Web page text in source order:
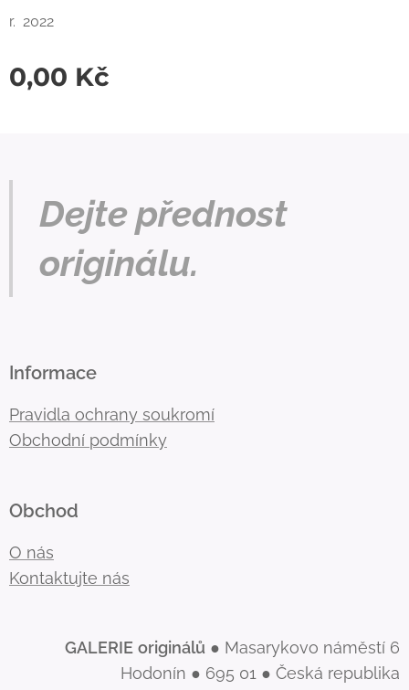
r. 2022
0,00 Kč
Dejte přednost
originálu.
Informace
Pravidla ochrany soukromí
Obchodní podmínky
Obchod
O nás
Kontaktujte nás
GALERIE originálů ● Masarykovo náměstí 6
Hodonín ● 695 01 ● Česká republika